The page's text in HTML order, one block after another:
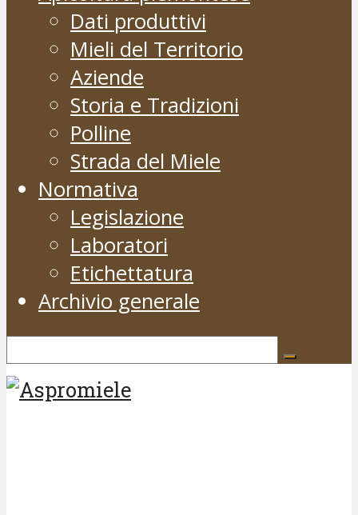
Dati produttivi
Mieli del Territorio
Aziende
Storia e Tradizioni
Polline
Strada del Miele
Normativa
Legislazione
Laboratori
Etichettatura
Archivio generale